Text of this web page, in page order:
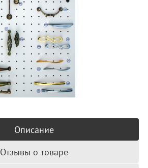
Описание
Отзывы о товаре